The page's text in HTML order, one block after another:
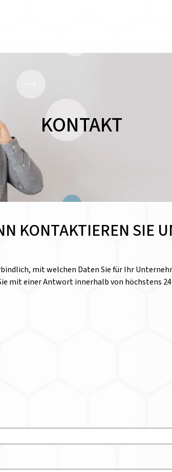
KONTAKT
KONTAKTIEREN SIE
mit welchen Daten Sie für Ihr
mit einer Antwort innerhalb von höchstens